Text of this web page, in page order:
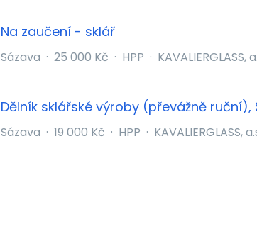
Na zaučení - sklář
Sázava · 25 000 Kč · HPP · KAVALIERGLASS,
Dělník sklářské výroby (převážně
Sázava · 19 000 Kč · HPP · KAVALIERGLASS,